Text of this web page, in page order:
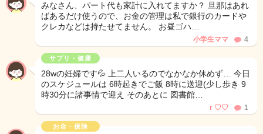
みなさん、パート代も家計に入れてますか？ 旦那はあれ
ばあるだけ使うので、お金の管理は私で銀行のカードや
クレカなどは持たせてません。 お昼ゴハ…
小学生ママ 4
サプリ・健康
28wの妊婦です💦 上二人いるのでなかなか休めず… 今日
のスケジュールは 6時起きでご飯 8時に送迎(少し歩き 9
時30分に諸事情で迎え そのあとに 図書館…
r ♡♡ 1
お金・保険